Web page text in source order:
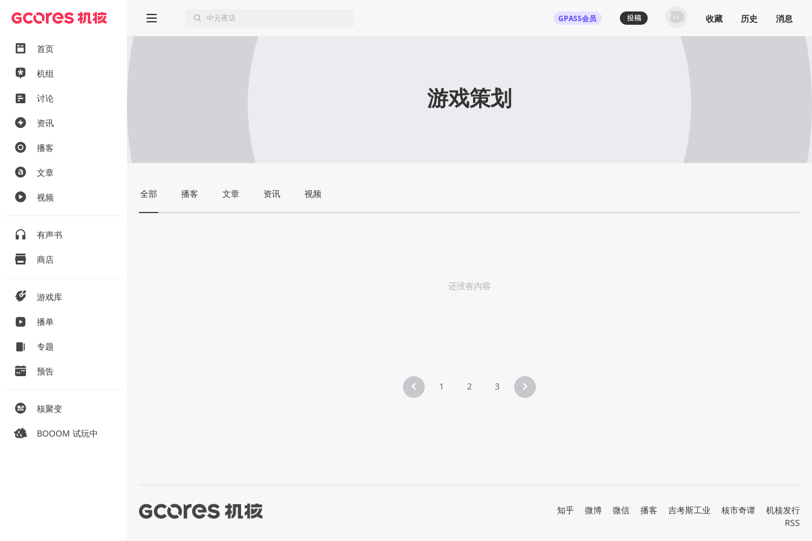
首页
机组
讨论
资讯
播客
文章
视频
有声书
商店
游戏库
播单
专题
预告
核聚变
BOOOM 试玩中
GPASS会员 收藏 历史 消息
游戏策划
全部 播客 文章 资讯 视频
还没有内容
1 2 3
知乎 微博 微信 播客 吉考斯工业 核市奇谭
机核发行
RSS